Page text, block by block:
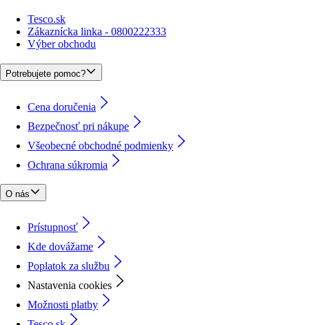
Tesco.sk
Zákaznícka linka - 0800222333
Výber obchodu
Potrebujete pomoc?
Cena doručenia
Bezpečnosť pri nákupe
Všeobecné obchodné podmienky
Ochrana súkromia
O nás
Prístupnosť
Kde dovážame
Poplatok za službu
Nastavenia cookies
Možnosti platby